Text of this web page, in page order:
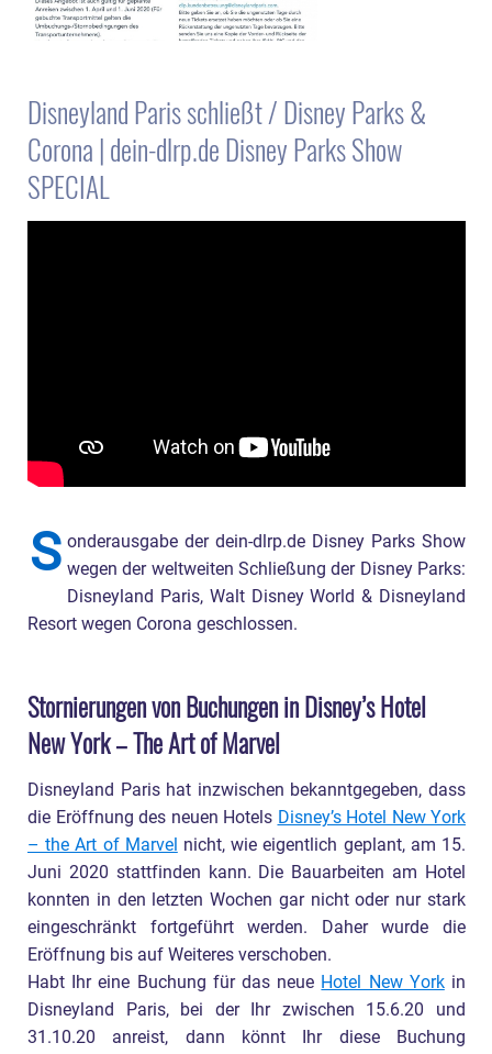
Disneyland Paris schließt / Disney Parks &
Corona | dein-dlrp.de Disney Parks Show
SPECIAL
S onderausgabe der dein-dlrp.de Disney Parks Show
wegen der weltweiten Schließung der Disney Parks:
Disneyland Paris, Walt Disney World & Disneyland
Resort wegen Corona geschlossen.
Stornierungen von Buchungen in Disney’s Hotel
New York – The Art of Marvel
Disneyland Paris hat inzwischen bekanntgegeben, dass
die Eröffnung des neuen Hotels Disney’s Hotel New York
– the Art of Marvel nicht, wie eigentlich geplant, am 15.
Juni 2020 stattfinden kann. Die Bauarbeiten am Hotel
konnten in den letzten Wochen gar nicht oder nur stark
eingeschränkt fortgeführt werden. Daher wurde die
Eröffnung bis auf Weiteres verschoben.
Habt Ihr eine Buchung für das neue Hotel New Yorkin
Disneyland Paris, bei der Ihr zwischen 15.6.20 und
31.10.20 anreist, dann könnt Ihr diese Buchung